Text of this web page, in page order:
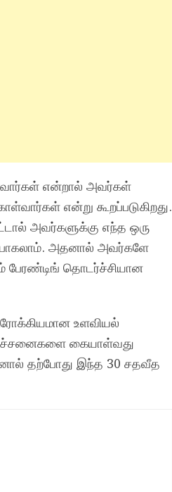
என்றால் அவர்கள்
என்று கூறப்படுகிறது.
அவர்களுக்கு எந்த ஒரு
போகலாம். அதனால் அவர்களே
பேரண்டிங் தொடர்ச்சியான
உளவியல்
கையாள்வது
தற்போது இந்த 30 சதவீத